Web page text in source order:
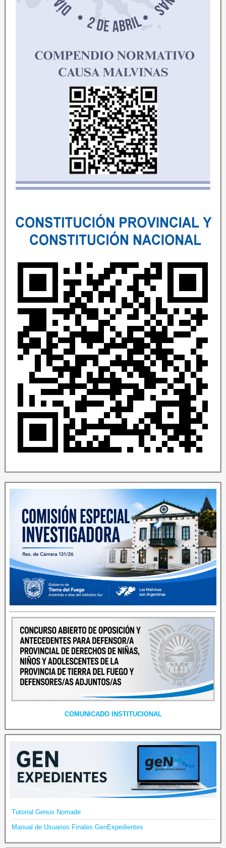
COMUNICADO INSTITUCIONAL
Tutorial Genus Nomade
Manual de Usuarios Finales GenExpedientes